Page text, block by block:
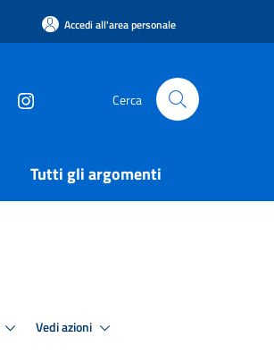
Accedi all'area personale
Cerca
Tutti gli argomenti
Vedi azioni